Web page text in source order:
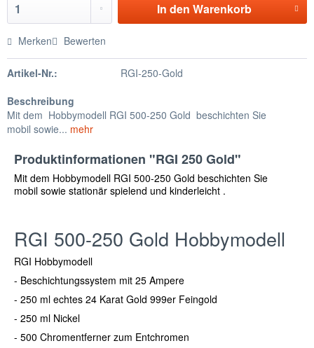
In den Warenkorb
Merken Bewerten
Artikel-Nr.:
RGI-250-Gold
Beschreibung
Mit dem Hobbymodell RGI 500-250 Gold beschichten Sie
mobil sowie... mehr
Produktinformationen "RGI 250 Gold"
Mit dem Hobbymodell RGI 500-250 Gold beschichten Sie
mobil sowie stationär spielend und kinderleicht .
RGI 500-250 Gold Hobbymodell
RGI Hobbymodell
- Beschichtungssystem mit 25 Ampere
- 250 ml echtes 24 Karat Gold 999er Feingold
- 250 ml Nickel
- 500 Chromentferner zum Entchromen